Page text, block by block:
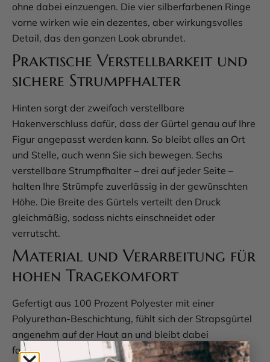
ohne dabei einzuengen. Die vier silberfarbenen Ringe
vorne wirken wie ein dezentes, aber wirkungsvolles
Detail, das den ganzen Look abrundet.
Praktische Verstellbarkeit und
sichere Strumpfhalter
Hinten sorgt der zweifach verstellbare
Hakenverschluss dafür, dass der Gürtel genau auf Ihre
Figur angepasst werden kann. So bleibt alles an Ort
und Stelle, auch wenn Sie sich bewegen. Sechs
verstellbare Strumpfhalter – drei auf jeder Seite –
halten Ihre Strümpfe zuverlässig in der gewünschten
Höhe. Die Breite des Gürtels verteilt den Druck
gleichmäßig, sodass nichts einschneidet oder
verrutscht.
Material und Verarbeitung für
hohen Tragekomfort
Gefertigt aus 100 Prozent Polyester mit einer
Polyurethan-Beschichtung, fühlt sich der Strapsgürtel
angenehm auf der Haut an und bleibt dabei
formstabil. Die Beschichtung erzeugt den typischen